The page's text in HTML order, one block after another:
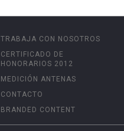
TRABAJA CON NOSOTROS
CERTIFICADO DE
HONORARIOS 2012
MEDICIÓN ANTENAS
CONTACTO
BRANDED CONTENT